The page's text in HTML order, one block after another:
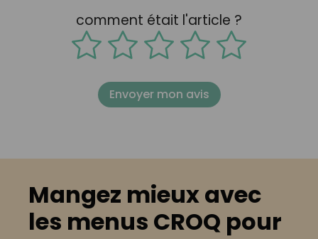
comment était l'article ?
Envoyer mon avis
Mangez mieux avec
les menus CROQ pour